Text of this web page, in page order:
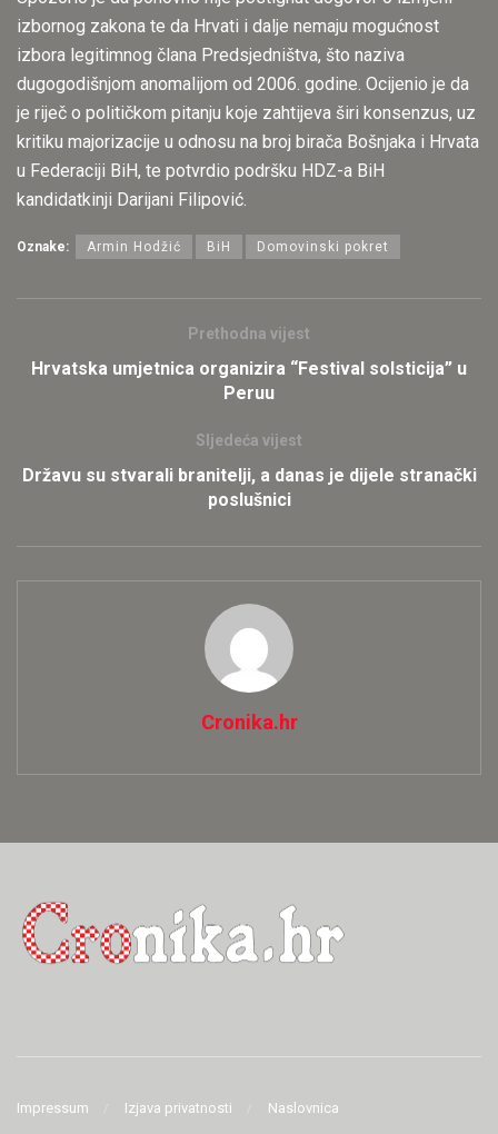
izbornog zakona te da Hrvati i dalje nemaju mogućnost
izbora legitimnog člana Predsjedništva, što naziva
dugogodišnjom anomalijom od 2006. godine. Ocijenio je da
je riječ o političkom pitanju koje zahtijeva širi konsenzus, uz
kritiku majorizacije u odnosu na broj birača Bošnjaka i Hrvata
u Federaciji BiH, te potvrdio podršku HDZ-a BiH
kandidatkinji Darijani Filipović.
Oznake: Armin Hodžić BiH Domovinski pokret
Prethodna vijest
Hrvatska umjetnica organizira “Festival solsticija” u
Peruu
Sljedeća vijest
Državu su stvarali branitelji, a danas je dijele stranački
poslušnici
Cronika.hr
Impressum Izjava privatnosti Naslovnica